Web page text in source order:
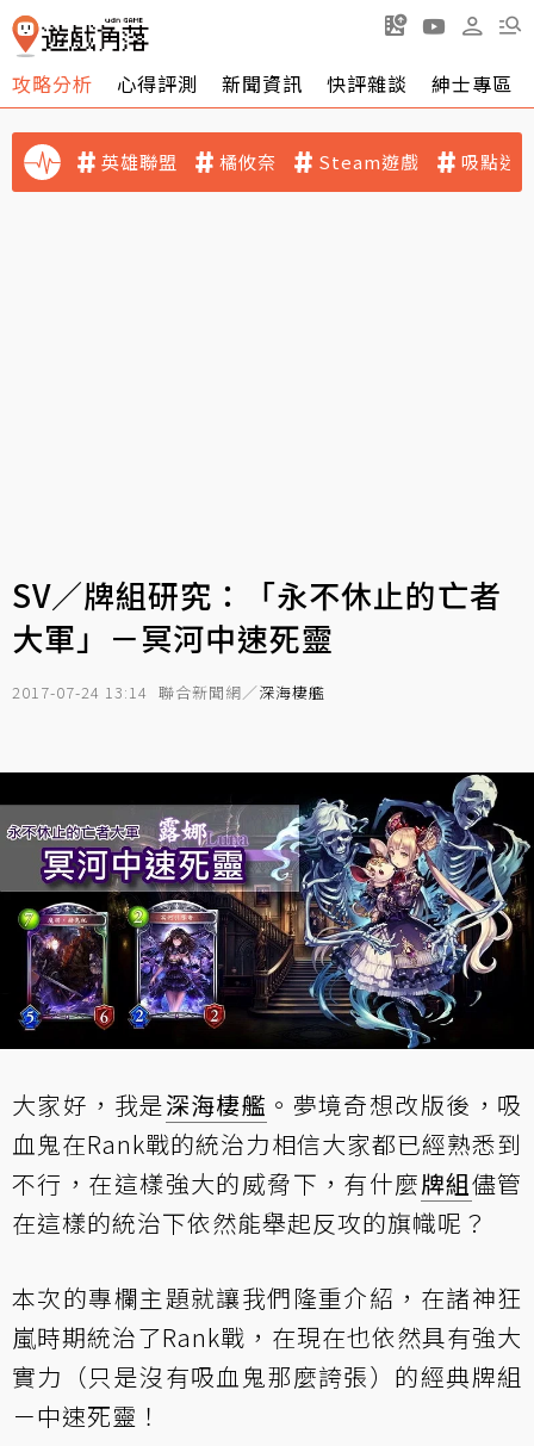
攻略分析 心得評測 新聞資訊 快評雜談 紳士專區
英雄聯盟 橘攸奈 Steam遊戲 吸點迷
SV／牌組研究：「永不休止的亡者
大軍」－冥河中速死靈
2017-07-24 13:14 聯合新聞網／深海棲艦
大家好，我是深海棲艦 。夢境奇想改版後， 吸
血鬼在Rank戰的統治力相信大家都已經熟悉到
不行，在這樣強大的威脅下，有什麼牌組儘管
在這樣的統治下依然能舉起反攻的旗幟呢？
本次的專欄主題就讓我們隆重介紹，在諸神狂
嵐時期統治了Rank戰，在現在也依然具有強大
實力（只是沒有吸血鬼那麼誇張）的經典牌組
－中速死靈！